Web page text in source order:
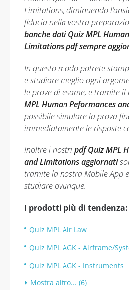
Limitations, diminuendo
fiducia nella vostra
banche dati Quiz MPL
Limitations pdf sempre
In questo modo potrete
e studiare meglio ogni
le prove di esame, e tramite il
MPL Human Peformances
possibile simulare la prova
immediatamente le risposte
Inoltre i nostripdf Quiz MPL
and Limitations aggiornati
tramite la nostra Mobile App
studiare ovunque.
I prodotti più di tendenza:
Quiz MPL Air Law
Quiz MPL AGK - Airframe/
Quiz MPL AGK - Instruments
Mostra altro... (6)